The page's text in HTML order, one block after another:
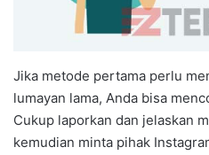
Jika metode pertama perlu
lumayan lama, Anda bisa
Cukup laporkan dan jelaskan
kemudian minta pihak